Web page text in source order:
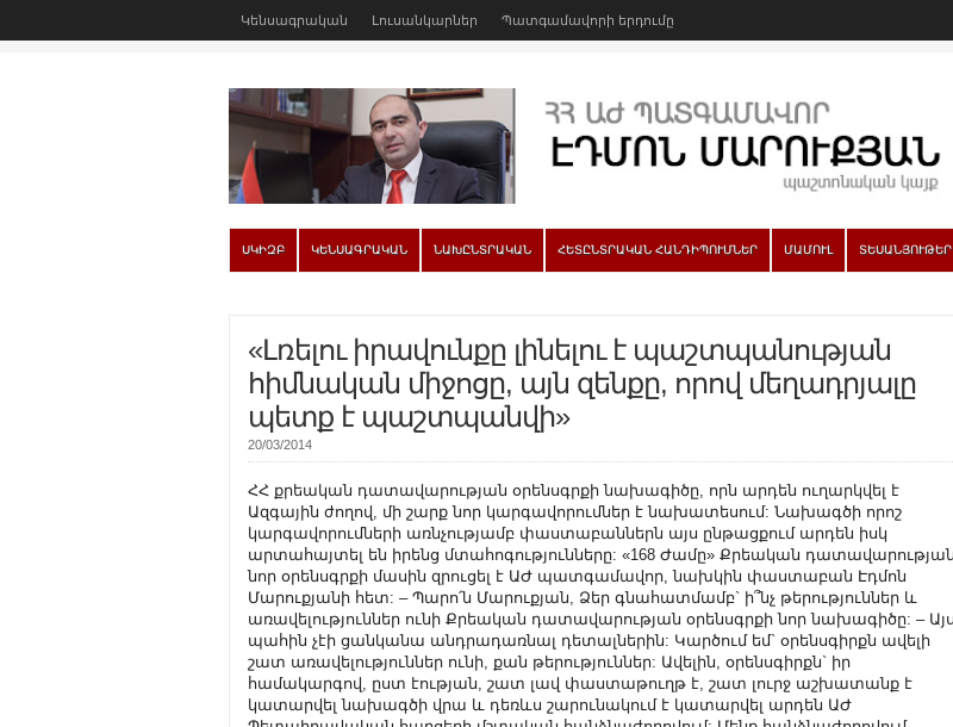
Կենսագրական Լուսանկարներ Պատգամավորի երդումը
ՍԿԻԶԲ ԿԵՆՍԱԳՐԱԿԱՆ ՆԱԽԸՆՏՐԱԿԱՆ ՀԵՏԸՆՏՐԱԿԱՆ ՀԱՆԴԻՊՈՒՄՆԵՐ ՄԱՄՈՒԼ ՏԵՍԱՆՅՈՒԹԵՐ
«Լռելու իրավունքը լինելու է պաշտպանության
հիմնական միջոցը, այն զենքը, որով մեղադրյալը
պետք է պաշտպանվի»
20/03/2014
ՀՀ քրեական դատավարության օրենսգրքի նախագիծը, որն արդեն ուղարկվել է Ազգային ժողով, մի շարք նոր կարգավորումներ է նախատեսում: Նախագծի որոշ կարգավորումների առնչությամբ փաստաբաններն այս ընթացքում արդեն իսկ արտահայտել են իրենց մտահոգությունները: «168 Ժամը» Քրեական դատավարության նոր օրենսգրքի մասին զրուցել է ԱԺ պատգամավոր, նախկին փաստաբան Էդմոն Մարուքյանի հետ: – Պարո՛ն Մարուքյան, Ձեր գնահատմամբ` ի՞նչ թերություններ և առավելություններ ունի Քրեական դատավարության օրենսգրքի նոր նախագիծը: – Այս պահին չէի ցանկանա անդրադառնալ դետալներին: Կարծում եմ` օրենսգիրքն ավելի շատ առավելություններ ունի, քան թերություններ: Ավելին, օրենսգիրքն` իր համակարգով, ըստ էության, շատ լավ փաստաթուղթ է, շատ լուրջ աշխատանք է կատարվել նախագծի վրա և դեռևս շարունակում է կատարվել արդեն ԱԺ Պետաիրավական հարցերի մշտական հանձնաժողովում: Մենք հանձնաժողովում հոդված առ հոդված քննարկում ենք այն: Այս առումով, կարծում եմ` այո՛, կան որոշ հոդվածներ, ուղղություններ, որոնց հետ կապված մտահոգություններ կան, բայց ընդհանուր առմամբ` օրենսգիրքը, միանշանակ, նոր դրական փոփոխությունների է հանգեցնելու մեր քրեական արդարադատության բնագավառում: – Նախագծի ամենաշատ քննադատված կարգավորումը մեղադրյալի ցուցմունքների դեպոնացումն է: Որքանո՞վ է հաջողված այդ կարգավորումը: – Ես անձամբ ծանոթ եմ դեպոնացման հետ կապված բոլոր մտահոգություններին: Որպես նախկին փաստաբան` ինքս էլ մտահոգություններ ունեմ: Այս մասը Պետաիրավական հանձնաժողովում քննարկելիս մենք արդեն իսկ մի շարք առաջարկներ ենք ներկայացրել, որոնք երաշխիքների ավելի բարձր մակարդակ են ապահովելու, որպեսզի եղած մտահոգությունները իրավակիրառ պրակտիկայում պարզապես հնարավոր չլինի կյանքի կոչել, հնարավոր չլինի չարաշահումներ անել: Մենք փորձել ենք այդ ուղղությամբ մի շարք նոր երաշխիքներ առաջարկել և սահմանել: Քանի որ դրանք վերջնական չեն, և քննարկումներն ընթացքի մեջ են, այս պահին չէի ցանկանա մանրամասներին անդրադառնալ: Այո՛, տեղյակ ենք մտահոգություններին, իմ փորձով էլ ես մի շարք մտահոգություններ կարող եմ ավելացնել, բայց մենք այս պահին փորձում ենք երաշխիքներ ավելացնել, նոր հիմքեր մտցնել, որ դրանք իրապես կյանքի չկոչվեն: – Նախագծի հեղինակները դեպոնացման ինստիտուտի ներդրումը բացատրում են նաև այն հանգամանքով, որ այն հնարավորություն կտա նվազեցնել ոչ իրավաչափ եղանակներով ինքնախոստովանական ցուցմունքների ստացման հնարավորությունը: Ձեր կարծիքով՝ դա կարո՞ղ է ծառայել այդ նպատակին: – Այն նոր երաշխիքները, որոնք մենք առաջարկել ենք, իրապես կնվազեցնեն այն հնարավորությունները, որոնք թե՛ այսօր, թե՛ Քրեական դատավարության նոր օրենսգրքի ուժի մեջ մտնելուց հետո հնարավորություն են տալիս չարաշահել դեպոնացման ինստիտուտն ընդհանրապես: Ես արդեն ասացի, որ մենք ամեն բան անելու ենք, որ դեպոնացման ինստիտուտը կիրառվի և օգտագործվի այնպես, որ որևէ խնդիր չառաջացնի հետագայում: Սա ասում եմ մարդու իրավունքների պաշտպանության առումով, այսինքն՝ որ ամբաստանյալը չզրկվի արդյունավետ պաշտպանության իրավական միջոցներից: Ավելին, մենք ցանկանում ենք այնպիսի երաշխիքներ ամրագրել, որոնցով մեղադրյալը հնարավորություն կունենա իր նկատմամբ բռնությունների հարցը շատ արագ բարձրացնել և արագ արձագանք ստանալ, անգամ, եթե եղել են բռնությունների դեպքեր, և փորձ է արվում դրան հաջորդել դեպոնացումը: Այսօրվա իրավակիրառ պրակտիկայում, ինչպես նաև Քրեական դատավարության օրենսգրքում նման հնարավորություններ չկան: Այսինքն՝ դու հնարավորություն ունես հայտարարելու, որ քո նկատմամբ եղել են վատ վերաբերմունքի, խոշտանգման դեպքեր, երբ մեղադրական եզրակացությունն արդեն դատարանում է, դու հասել ես դատարան, և սկսել են դատել քեզ: Այդ ժամանակ միայն դատարանում կարող ես ասել: Դեպոնացման ինստիտուտն ու մեր առաջարկած երաշխիքները միասին ներդնելով՝ մեղադրյալը ստանալու է նոր հնարավորություններ` կանխարգելելու այն ապօրինությունները, որոնք տեղի են ունենում, այն արատավոր պրակտիկան, որ մենք գիտենք, և որոնց մասին խոսվում է մարդու իրավունքների վերաբերյալ միջազգային տարբեր զեկույցներում: – Որոշ անձինք մտահոգություն են հայտնել նաև, որ դեպոնացված խոստովանական ցուցմունքը կարող է «ապացույցների թագուհի» դառնալգ – Նման մտահոգություն կա: Ես նույնպես որոշակի առումով կիսում եմ այդ մտահոգությունը, բայց մենք ամեն ինչ անում ենք, որ դա այդպես չլինի: Այսինքն՝ այն չի կարող միակ և վերջնական ապացույց լինել, որով մարդուն կարող են ուղղակի դատել: Դա պետք է դիտել համակարգի մեջ և ոչ առանձին վերցված, չդարձնել մի բան, որն անբեկանելի ու անփոփոխելի է, անհնար է այլևս որևէ բան անել: Մտահոգությունն այն է, որ եթե ցուցմունքը դեպոնացրին՝ դառնում է անվիճարկելի ապացույց, դառնում է ապացույցների թագուհի, հետևաբար` մենք այլևս ոչ մի բան չենք կարող անել: Սա պաշտպանական մտահոգություն է: – Նախագծի հեղինակները լավագույն կարգավորումներից են համարում նաև այլընտրանքային խափանման միջոցների ներմուծումը: Օրենսգրքի նոր նախագիծը թույլ է տալիս, բացի կալանավորումից՝ մյուս խափանման միջոցներից մի քանիսը համակցությամբ կիրառել: Կարո՞ղ է արդյոք այս կարգավորումը լուծել կալանքը որպես հիմնական խափանման միջոց կիրառման խնդիրը: – Կալանավորումը՝ որպես բացառիկ խափանման միջոց, այսօրվա Քրեական դատավարության օրենսգրքով դարձել է ամենապրակտիկ խափանման միջոցը, ամենօրյա և ամեն գործով կիրառվող խափանման միջոց: Ներկայիս քննարկումները տանում են նրան, որ Քրեական դատավարության օրենսգիրքը հնարավորինս լուծելու է այն չարաշահումների խնդիրը, որը կա անձանց ազատությունից զրկելու հետ կապված` խափանման միջոցը կալանք կիրառման պրակտիկայում: Այսինքն՝ թե այն, որ այլընտրանքային խափանման միջոցները կարելի է համակցությամբ կիրառել, թե այն, որ մենք Քրեական դատավարության օրենսգրքով նոր այլընտրանքային խափանման միջոցներ ենք ներմուծում, հնարավորինս լուծելու են այն մտահոգությունները, որոնք մենք ունենք այսօր` կապված կալանքի՝ որպես խափանման միջոցի հետ: Խնդիրը նաև այն է, որ դա ազդում է քրեական արդարադատության վրա: Այսօրվա պրակտիկան ցույց է տալիս, որ եթե նախաքննության ժամանակ անձի նկատմամբ որպես խափանման միջոց ընտրված է եղել կալանքը, եթե անգամ նրան մեղսագրվող արարքի սանկցիայում կա տուգանք, դատարանը նրան անպայման ազատազրկման ձևով է պատժելու: Ինչո՞ւ: Որովհետև նա արդեն կալանքի տակ է եղել: Մենք պետք է ամեն բան անենք, որ Քրեական դատավարության նոր օրենսգրքով տրվի այս պրակտիկայի վերջը: Նոր մոտեցումներ կան նաև կալանքի ժամկետների հետ կապված: – Քրեական դատավարության օրենսգրքի նախագծի՝ խափանման միջոցի կիրառման իրավաչափությանը վերաբերող հոդվածում նշված է, որ խափանման միջոց չի կարող կիրառվել, եթե բացակայում է հիմնավոր կասկածն այն մասին, որ մեղադրյալը կատարել է իրեն վերագրվող հանցանքը: Նույն հոդվածի մյուս կետում նշվում է, որ խափանման միջոցը կարող է կիրառվել, եթե դա անհրաժեշտ է մեղադրյալի փախուստը կանխելու համար, մեղադրյալի կողմից հանցանք կատարելը կանխելու համար, մեղադրյալի կողմից իր վրա օրենքով կամ դատարանի որոշմամբ դրված պարտականությունների կատարումն ապահովելու համար: Հոդվածի հաջորդ կետում էլ նշված է, որ թվարկված երեք հանգամանքների հիմնավորում չի պահանջվում ծանր կամ առանձնապես ծանր հանցագործության մեջ մեղադրվող անձի սկզբնական կալանքի դեպքում: Ստացվում է, որ ծանր կամ առանձնապես ծանր հանցագործության մեջ մեղադրվող անձին սկզբնական կալանավորելու համար բավական է միայն հիմնավոր կասկածն այն մասին, որ մեղադրյալը կատարել է իրեն վերագրվող հանցանքը: Ձեր գնահատմամբ՝ այդ մի պայմանը բավարա՞ր է սկզբնական կալանքի համար: – Մենք լուրջ առաջարկներ ենք արել այս հոդվածի հետ կապված: Բնականաբար, տեղյակ ենք այդ մտահոգություններին, որ հնչեցնում է փաստաբանական համայնքը: Մենք էլ ունենք այդ մտահոգությունները: Այն դեպքում, երբ այն երեք ինստիտուտները չեն գործելու, և պարտադիր չէ, որ գործեն, մենք ունենք առաջարկներ, որ դատարանը նոր պահանջներ կարողանա ներկայացնել, և մեծանա ստուգման հնարավորությունը դատարանի համար ծանր և առանձնապես ծանր մեղադրանք ներկայացված գործերով, և միայն ձեր կողմից նշված հիմնավոր կասկածը և այն երեք ինստիտուտների պարտադիր չլինելը հիմք չլինեն անձին ուղղակի կալանավորելու: Ավելին, ես՝ որպես փաստաբան, մտահոգություն եմ ներկայացրել, որ ժամանակին բախվել ենք հետևյալ խնդրի հետ. բավական է սխալ որակել մարդու արարքը՝ նրան առաջադրելով ծանր մեղադրանք և բերել նրան դատարան՝ կալանավորելու: Հետագայում` նախաքննության ընթացքում ինչ-ինչ հանգամանքներում, այստեղ նաև կոռուպցիոն ռիսկեր կան, վերաորակել արարքը և անձին ազատ արձակել: Այս արատավոր պրակտիկայի վերջը պետք է տրվի, և հենց այդ մտահոգությունից ելնելով էլ՝ մենք առաջարկել ենք, որ միայն մեղսագրվող արարքի ծանրությունը և դրա հիմնավոր կասկածը չլինի այն միակ հիմքը, որն անձին կարող է տանել կալանքի, թեկուզև մեկ ամսով: – Պարո՛ն Մարուքյան, Քրեական դատավարության օրենսգրքի նախագծով՝ մեղադրյալն այլևս սուտ խոսելու իրավունք չունի, իրավունք ունի լռություն պահպանելու: Ձեր կարծիքով՝ սա հաջողվա՞ծ կարգավորում է: – Այո՛, հաջողված կարգավորում է: Դա Ամերիկայի Միացյալ Նահանգներում և մի շարք այլ երկրներում այսօր գործող կարգավորում է: Լռելու իրավունքը լինելու է պաշտպանության հիմնական միջոցը, այն զենքը, որով մեղադրյալը պետք է պաշտպանվի: Մյուս կողմից` այսօրվա վիճակն աբսուրդի է տանում: Պատկերացրեք` դուք դատավորն եք, մի կողմից` ունեք մեղադրյալ, որը կարող է ցանկացած հարցում եղելությունը սուտ պատմել և դրա համար չկրել պատասխանատվություն, մյուս կողմից` ունեք վկաներ, տուժողներ, որոնք իրավունք չունեն սուտ խոսելու և դրա դեպքում կարող են քրեորեն հետապնդվել: Այս իրավիճակում ո՞ւմ կհավատաք դուք: Մեղադրյալի՞ն, որը միշտ կարող է ստել, թե՞ վկաներին կամ տուժողներին, որոնք նախազգուշացվում են սուտ ցուցմունք տալու համար նախատեսված քրեական պատասխանատվության մասին: Այս առումով լրջագույն խնդիր է, որ մեղադրյալի խոսքն արժեք ունենա, մեղադրյալը կարողանա իր խոսքով, իր ցուցմունքով պաշտպանել ինքն իրեն: Մարդիկ, բնականաբար, կսկսեն իրազեկվել մինչև Քրեական դատավարության օրենսգրքի ուժի մեջ մտնելը և կիմանան, որ իրենք պետք է օգտվեն իրենց՝ լռելու սահմանադրական իրավունքից, հակառակ դեպքում՝ այն, ինչ իրենք ասում են, կարող է օգտագործվել իրենց դեմ: Սա կարևորագույն փոփոխություն է, որը պաշտպանության համար նոր հնարավորություններ է բացելու: Այսօրվա ստելու ինստիտուտը որևէ նոր զենք չի տալիս պաշտպանությանը, քան այն, որ երբ փաստաբանը ստանձնում է պաշտպանությունը, գա, պաշտպանյալին ասի՝ ասա, որ մինչև իմ ներգրավվելը տրված բոլոր ցուցմունքները սուտ են: Բայց դրանից հետո տրված ցուցմունքներն ի՞նչ արժեք են ունենում դատարանի համար: Սա լուրջ հարց է: Ես կարող եմ ասել, որ ոչ մի արժեք չեն ունենում: Շատ կարևոր է, որ մարդու խոսքը, էական չէ՝ ինչում է նա մեղադրվում, դարձնենք արժեքավոր, այդ մարդու խոսքը դատարանի համար հավասար արժեք ունենա, ինչ ունի վկայի, տուժողի խոսքը: – Որքանո՞վ է հաջողվել թեթևացնել նախաքննության բեռը: – Ներդրվել են նոր ինստիտուտներ, և կարծում եմ՝ բավա